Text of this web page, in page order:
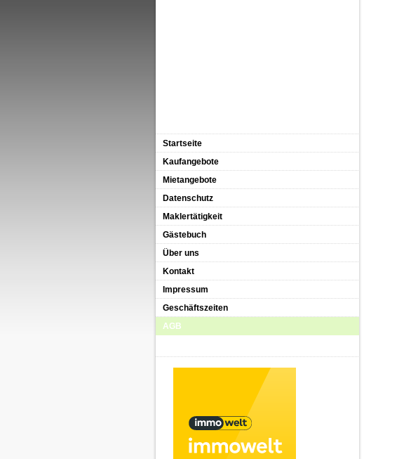
Startseite
Kaufangebote
Mietangebote
Datenschutz
Maklertätigkeit
Gästebuch
Über uns
Kontakt
Impressum
Geschäftszeiten
AGB